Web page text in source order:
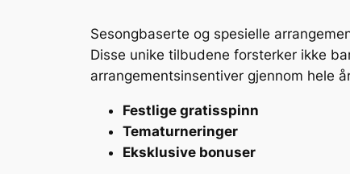
Sesongbaserte og spesielle
Disse unike tilbudene forsterker ikke
arrangementsinsentiver gjennom hele
Festlige gratisspinn
Tematurneringer
Eksklusive bonuser